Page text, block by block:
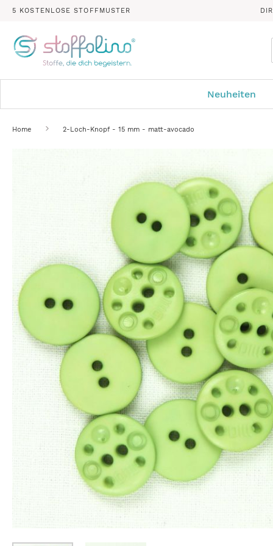
5 KOSTENLOSE STOFFMUSTER
Neuheiten
Home 2-Loch-Knopf - 15 mm - matt-avocado